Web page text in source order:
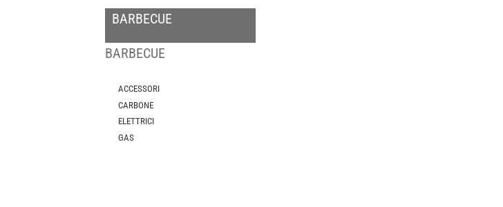
BARBECUE
BARBECUE
ACCESSORI
CARBONE
ELETTRICI
GAS